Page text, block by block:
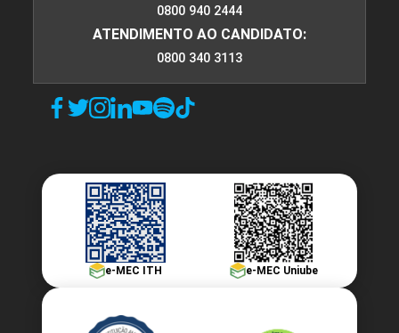
0800 940 2444
ATENDIMENTO AO CANDIDATO:
0800 340 3113
e-MEC ITH e-MEC Uniube